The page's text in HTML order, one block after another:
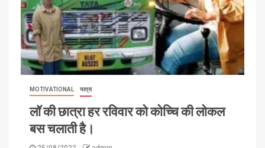
MOTIVATIONAL यात्रा
लॉ की छात्रा हर रविवार को कोच्चि की लोकल
बस चलाती है।